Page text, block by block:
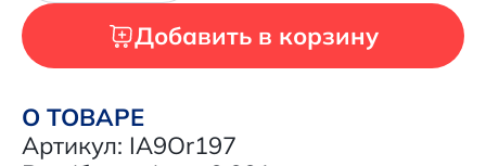
О ТОВАРЕ
Артикул: IA9Or197
Добавить в корзину